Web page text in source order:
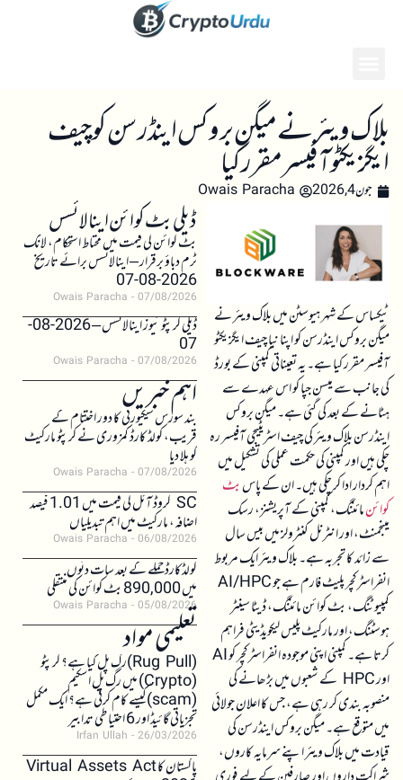
بلاک ویئر نے میگن بروکس اینڈرسن کو چیف
ایگزیکٹو آفیسر مقرر کیا
جون 4, 2026 Owais Paracha
ٹیکساس کے شہر ہیوسٹن میں بلاک ویئر نے
میگن بروکس اینڈرسن کو اپنا نیا چیف ایگزیکٹو
آفیسر مقرر کیا ہے۔ یہ تعیناتی کمپنی کے بورڈ
کی جانب سے میسن جپا کو اس عہدے سے
ہٹانے کے بعد کی گئی ہے۔ میگن بروکس
اینڈرسن بلاک ویئر کی چیف اسٹریٹیجی آفیسر رہ
چکی ہیں اور کمپنی کی حکمت عملی کی تشکیل میں
اہم کردار ادا کر چکی ہیں۔ ان کے پاسبٹ
کوائنمائننگ، کمپنی کے آپریشنز، رسک
مینجمنٹ، اور انٹرنل کنٹرولز میں بیس سال
سے زائد کا تجربہ ہے۔ بلاک ویئر ایک مربوط
انفراسٹرکچر پلیٹ فارم ہے جو AI/HPC
کمپیوٹنگ، بٹ کوائن مائننگ، ڈیٹا سینٹر
ہوسٹنگ، اور مارکیٹ پلیس لیکویڈیٹی فراہم
کرتا ہے۔ کمپنی اپنی موجودہ انفراسٹرکچر کو AI
اور HPC کے شعبوں میں بڑھانے کی
منصوبہ بندی کر رہی ہے، جس کا اعلان جولائی
میں متوقع ہے۔ میگن بروکس اینڈرسن کی
قیادت میں بلاک ویئر اپنے سرمایہ کاروں،
ڈیلی بٹ کوائن اینالائسس
بٹ کوائن کی قیمت میں محتاط استحکام، لانگ
ٹرم دباؤ برقرار – اینالائسس برائے تاریخ
2026-08-07
Owais Paracha 07/08/2026
ڈیلی کرپٹو نیوز اینالائسس – 2026-08-
07
Owais Paracha 07/08/2026
اہم خبریں
بند سورس سیکیورٹی کا دور اختتام کے
قریب، کولڈ کارڈ کمزوری نے کرپٹو مارکیٹ
کو ہلا دیا
Owais Paracha 07/08/2026
SC کروڈ آئل کی قیمت میں 1.01 فیصد
اضافہ، مارکیٹ میں اہم تبدیلیاں
Owais Paracha 06/08/2026
کولڈکارڈ حملے کے بعد سات دنوں
میں 890,000 بٹ کوائن کی منتقلی
Owais Paracha 05/08/2026
تعلیمی مواد(Rug Pull)رگ پل کیا ہے؟ کرپٹو
(Crypto) میں رگ پل اسکیم
(scam)کیسے کام کرتی ہے؟ ایک مکمل
تجزیاتی گائیڈ اور 6 احتیاطی تدابیر
Irfan Ullah 26/03/2026
پاکستان کا Virtual Assets Act